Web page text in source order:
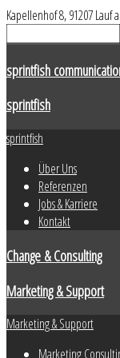
Kapellenhof 8, 91207 Lauf
sprintfish
sprintfish
sprintfish
Über Uns
Referenzen
Jobs & Karriere
Kontakt
Change & Consulting
Marketing & Support
Marketing & Support
Marketing